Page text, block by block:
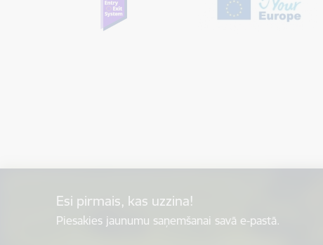
Esi pirmais, kas uzzina!
Piesakies jaunumu saņemšanai savā e-pastā.